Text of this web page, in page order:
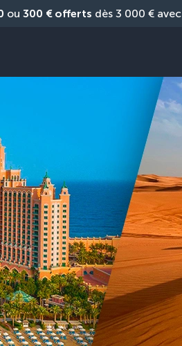
ou 300 € offerts dès 3 000 € avec